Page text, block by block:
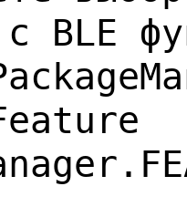
с BLE